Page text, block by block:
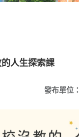
人生探索課
發布單位：